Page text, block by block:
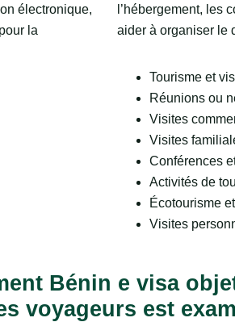
électronique,
la
l’hébergement, les
aider à organiser le
Tourisme et
Réunions ou
Visites
Visites
Conférences
Activités de
Écotourisme
Visites
Bénin e visa
voyageurs est